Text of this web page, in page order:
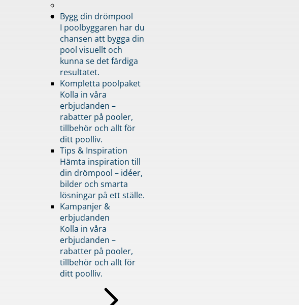
Bygg din drömpool
I poolbyggaren har du
chansen att bygga din
pool visuellt och
kunna se det färdiga
resultatet.
Kompletta poolpaket
Kolla in våra
erbjudanden –
rabatter på pooler,
tillbehör och allt för
ditt poolliv.
Tips & Inspiration
Hämta inspiration till
din drömpool – idéer,
bilder och smarta
lösningar på ett ställe.
Kampanjer &
erbjudanden
Kolla in våra
erbjudanden –
rabatter på pooler,
tillbehör och allt för
ditt poolliv.